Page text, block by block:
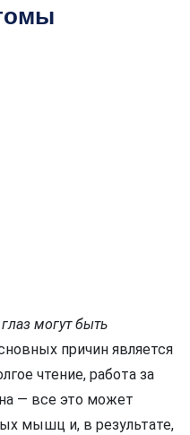
могут быть
причин является
чтение, работа за
— все это может
мышц и, в результате,